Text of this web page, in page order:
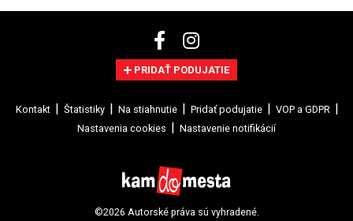
PRIDAŤ PODUJATIE
Kontakt Štatistiky Na stiahnutie Pridať podujatie
VOP a GDPR
Nastavenia cookies
Nastavenie notifikácií
©2026 Autorské práva sú vyhradené.